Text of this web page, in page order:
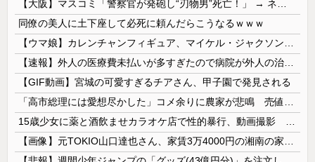
同僚の美人に土下座して必死に頼んだらこうなるｗｗｗ
【GIF動画】宮城の可愛すぎるチアさん、甲子園で発見される